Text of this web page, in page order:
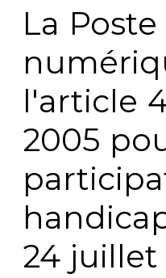
La
l'article
2005
24 juillet